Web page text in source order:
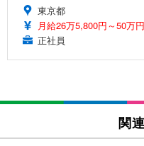
東京都
月給26万5,800円～50万円
正社員
関